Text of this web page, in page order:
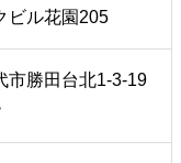
ビル花園205
市勝田台北1-3-19